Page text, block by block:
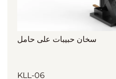
سخان حبيبات على حامل
KLL-06